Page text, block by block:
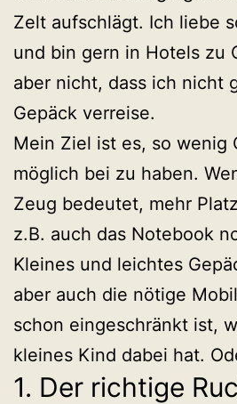
Zelt aufschlägt. Ich liebe
und bin gern in Hotels zu
aber nicht, dass ich nicht
Gepäck verreise.
Mein Ziel ist es, so wenig
möglich bei zu haben.
Zeug bedeutet, mehr
z.B. auch das Notebook
Kleines und leichtes
aber auch die nötige
schon eingeschränkt ist,
kleines Kind dabei hat.
1. Der richtige